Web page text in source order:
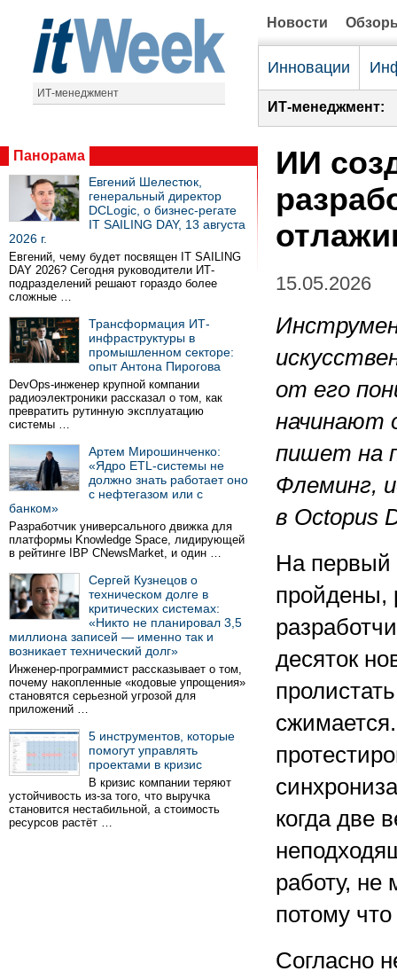
ИТ-менеджмент
Новости
Инновации
ИТ-менеджмент:
Панорама
Евгений Шелестюк,
генеральный директор
DCLogic, о бизнес-регате
IT SAILING DAY, 13 августа
2026 г.
Евгений, чему будет посвящен IT SAILING
DAY 2026? Сегодня руководители ИТ-
подразделений решают гораздо более
сложные …
Трансформация ИТ-
инфраструктуры в
промышленном секторе:
опыт Антона Пирогова
DevOps-инженер крупной компании
радиоэлектроники рассказал о том, как
превратить рутинную эксплуатацию
системы …
Артем Мирошинченко:
«Ядро ETL-системы не
должно знать работает оно
с нефтегазом или с
банком»
Разработчик универсального движка для
платформы Knowledge Space, лидирующей
в рейтинге IBP CNewsMarket, и один …
Сергей Кузнецов о
техническом долге в
критических системах:
«Никто не планировал 3,5
миллиона записей — именно так и
возникает технический долг»
Инженер-программист рассказывает о том,
почему накопленные «кодовые упрощения»
становятся серьезной угрозой для
приложений …
5 инструментов, которые
помогут управлять
проектами в кризис
В кризис компании теряют
устойчивость из-за того, что выручка
становится нестабильной, а стоимость
ресурсов растёт …
ИИ
15.05.2026
от его
начинают
пишет на
Флеминг,
в Octopus
На первый
пройдены,
десяток
когда две
работу, не
потому
Согласно